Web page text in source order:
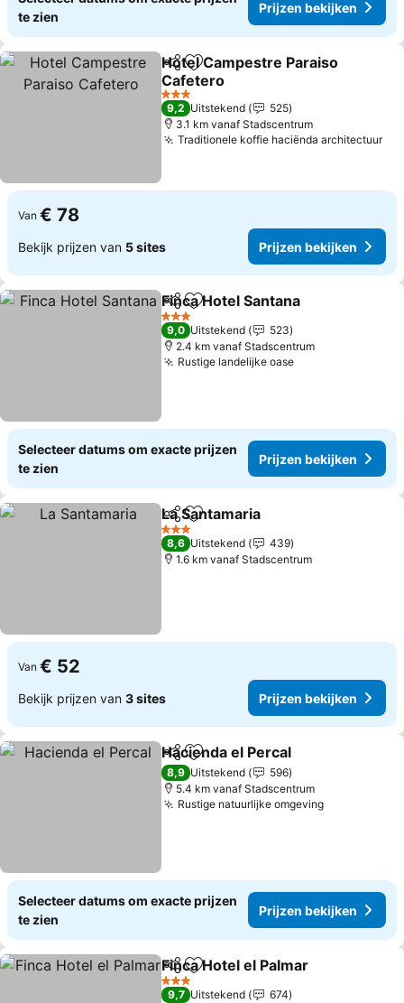
te zien
Prijzen bekijken
DelenToevoegen aan favorieten
Hotel Campestre Paraiso
Cafetero
3 Sterren
9,2 Uitstekend
525
3.1 km vanaf Stadscentrum
Traditionele koffie haciënda architectuur
Van € 78
Bekijk prijzen van 5 sites Prijzen bekijken
DelenToevoegen aan favorieten
Finca Hotel Santana
3 Sterren
9,0 Uitstekend
523
2.4 km vanaf Stadscentrum
Rustige landelijke oase
Selecteer datums om exacte prijzen
te zien
Prijzen bekijken
DelenToevoegen aan favorieten
La Santamaria
3 Sterren
8,6 Uitstekend
439
1.6 km vanaf Stadscentrum
Van € 52
Bekijk prijzen van 3 sites Prijzen bekijken
DelenToevoegen aan favorieten
Hacienda el Percal
8,9 Uitstekend
596
5.4 km vanaf Stadscentrum
Rustige natuurlijke omgeving
Selecteer datums om exacte prijzen
te zien
Prijzen bekijken
DelenToevoegen aan favorieten
Finca Hotel el Palmar
3 Sterren
9,7 Uitstekend
674